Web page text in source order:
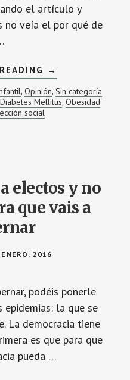
el artículo y
no veía el por qué de
ACERCA
DE
¿BEBÉS
CON
OBESIDAD
→
, Opinión, Sin categoría
Diabetes Mellitus,Obesidad
social
electos y no
que vais a
2016
podéis ponerle
la que se
La democracia tiene
es que para que
pueda …